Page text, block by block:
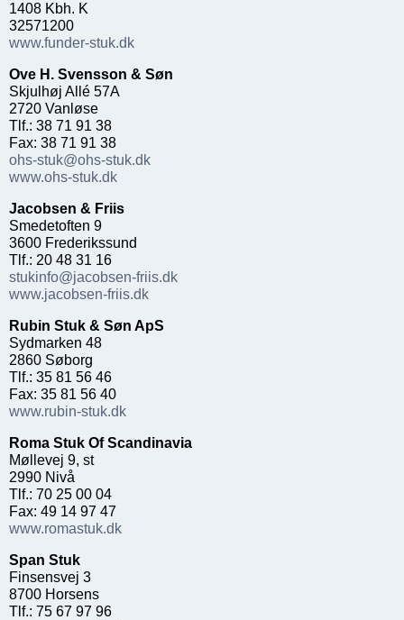
1408 Kbh. K
32571200
www.funder-stuk.dk
Ove H. Svensson & Søn
Skjulhøj Allé 57A
2720 Vanløse
Tlf.: 38 71 91 38
Fax: 38 71 91 38
ohs-stuk@ohs-stuk.dk
www.ohs-stuk.dk
Jacobsen & Friis
Smedetoften 9
3600 Frederikssund
Tlf.: 20 48 31 16
stukinfo@jacobsen-friis.dk
www.jacobsen-friis.dk
Rubin Stuk & Søn ApS
Sydmarken 48
2860 Søborg
Tlf.: 35 81 56 46
Fax: 35 81 56 40
www.rubin-stuk.dk
Roma Stuk Of Scandinavia
Møllevej 9, st
2990 Nivå
Tlf.: 70 25 00 04
Fax: 49 14 97 47
www.romastuk.dk
Span Stuk
Finsensvej 3
8700 Horsens
Tlf.: 75 67 97 96